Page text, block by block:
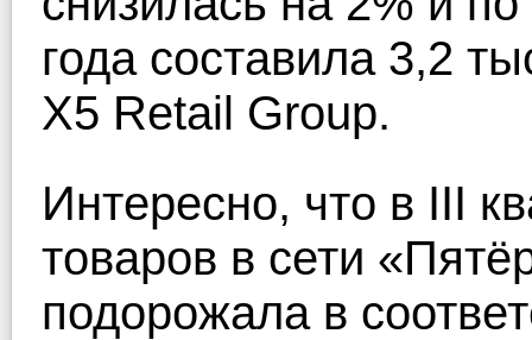
года составила 3,2
Х5 Retail Group.
Интересно, что в III
товаров в сети
подорожала в